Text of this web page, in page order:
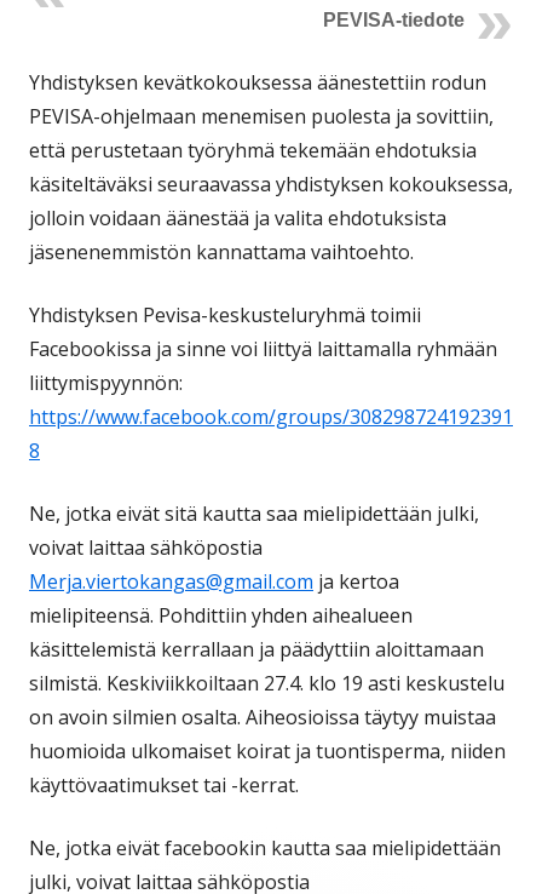
PEVISA-tiedote
Yhdistyksen kevätkokouksessa äänestettiin rodun
PEVISA-ohjelmaan menemisen puolesta ja sovittiin,
että perustetaan työryhmä tekemään ehdotuksia
käsiteltäväksi seuraavassa yhdistyksen kokouksessa,
jolloin voidaan äänestää ja valita ehdotuksista
jäsenenemmistön kannattama vaihtoehto.
Yhdistyksen Pevisa-keskusteluryhmä toimii
Facebookissa ja sinne voi liittyä laittamalla ryhmään
liittymispyynnön:
https://www.facebook.com/groups/308298724192391
8
Ne, jotka eivät sitä kautta saa mielipidettään julki,
voivat laittaa sähköpostia
Merja.viertokangas@gmail.com ja kertoa
mielipiteensä. Pohdittiin yhden aihealueen
käsittelemistä kerrallaan ja päädyttiin aloittamaan
silmistä. Keskiviikkoiltaan 27.4. klo 19 asti keskustelu
on avoin silmien osalta. Aiheosioissa täytyy muistaa
huomioida ulkomaiset koirat ja tuontisperma, niiden
käyttövaatimukset tai -kerrat.
Ne, jotka eivät facebookin kautta saa mielipidettään
julki, voivat laittaa sähköpostia